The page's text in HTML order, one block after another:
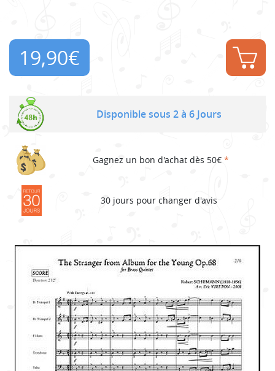
19,90€
Disponible sous 2 à 6 Jours
Gagnez un bon d'achat dès 50€ *
30 jours pour changer d'avis